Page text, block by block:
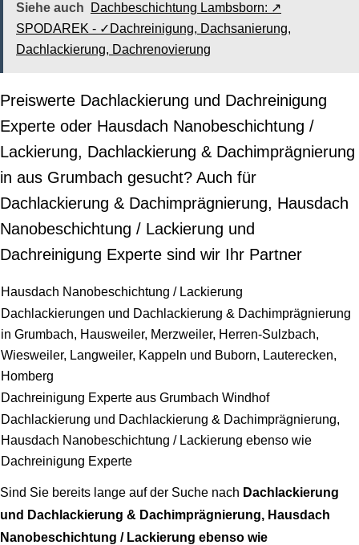
Siehe auch
Dachbeschichtung Lambsborn: ↗️
SPODAREK - ✓Dachreinigung, Dachsanierung,
Dachlackierung, Dachrenovierung
Preiswerte Dachlackierung und Dachreinigung
Experte oder Hausdach Nanobeschichtung /
Lackierung, Dachlackierung & Dachimprägnierung
in aus Grumbach gesucht? Auch für
Dachlackierung & Dachimprägnierung, Hausdach
Nanobeschichtung / Lackierung und
Dachreinigung Experte sind wir Ihr Partner
Hausdach Nanobeschichtung / Lackierung
Dachlackierungen und Dachlackierung & Dachimprägnierung
in Grumbach, Hausweiler, Merzweiler, Herren-Sulzbach,
Wiesweiler, Langweiler, Kappeln und Buborn, Lauterecken,
Homberg
Dachreinigung Experte aus Grumbach Windhof
Dachlackierung und Dachlackierung & Dachimprägnierung,
Hausdach Nanobeschichtung / Lackierung ebenso wie
Dachreinigung Experte
Sind Sie bereits lange auf der Suche nach Dachlackierung
und Dachlackierung & Dachimprägnierung, Hausdach
Nanobeschichtung / Lackierung ebenso wie